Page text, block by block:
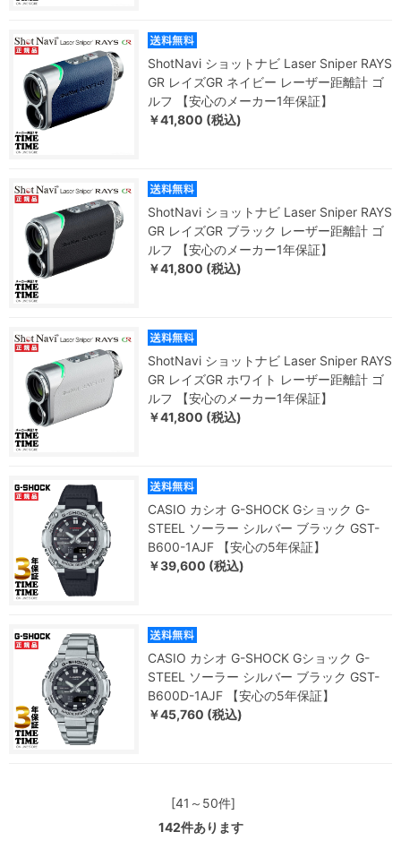
ShotNavi ショットナビ Laser Sniper RAYS
GR レイズGR ネイビー レーザー距離計 ゴ
ルフ 【安心のメーカー1年保証】
￥41,800 (税込)
ShotNavi ショットナビ Laser Sniper RAYS
GR レイズGR ブラック レーザー距離計 ゴ
ルフ 【安心のメーカー1年保証】
￥41,800 (税込)
ShotNavi ショットナビ Laser Sniper RAYS
GR レイズGR ホワイト レーザー距離計 ゴ
ルフ 【安心のメーカー1年保証】
￥41,800 (税込)
CASIO カシオ G-SHOCK Gショック G-
STEEL ソーラー シルバー ブラック GST-
B600-1AJF 【安心の5年保証】
￥39,600 (税込)
CASIO カシオ G-SHOCK Gショック G-
STEEL ソーラー シルバー ブラック GST-
B600D-1AJF 【安心の5年保証】
￥45,760 (税込)
[41～50件]
142件あります